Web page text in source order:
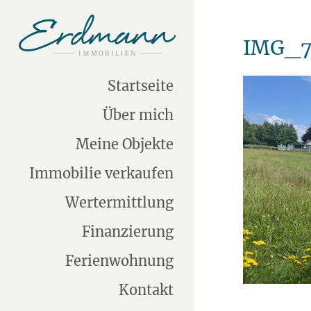
Startseite
Über mich
Meine Objekte
Immobilie verkaufen
Wertermittlung
Finanzierung
Ferienwohnung
Kontakt